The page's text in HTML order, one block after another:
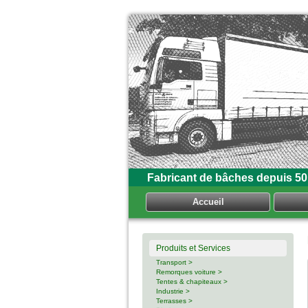
Fabricant de bâches depuis
Accueil
Produits et Services
Transport >
Remorques voiture >
Tentes & chapiteaux >
Industrie >
Terrasses >